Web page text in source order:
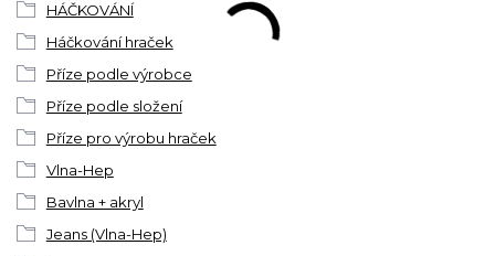
HÁČKOVÁNÍ
Háčkování hraček
Příze podle výrobce
Příze podle složení
Příze pro výrobu hraček
Vlna-Hep
Bavlna + akryl
Jeans (Vlna-Hep)